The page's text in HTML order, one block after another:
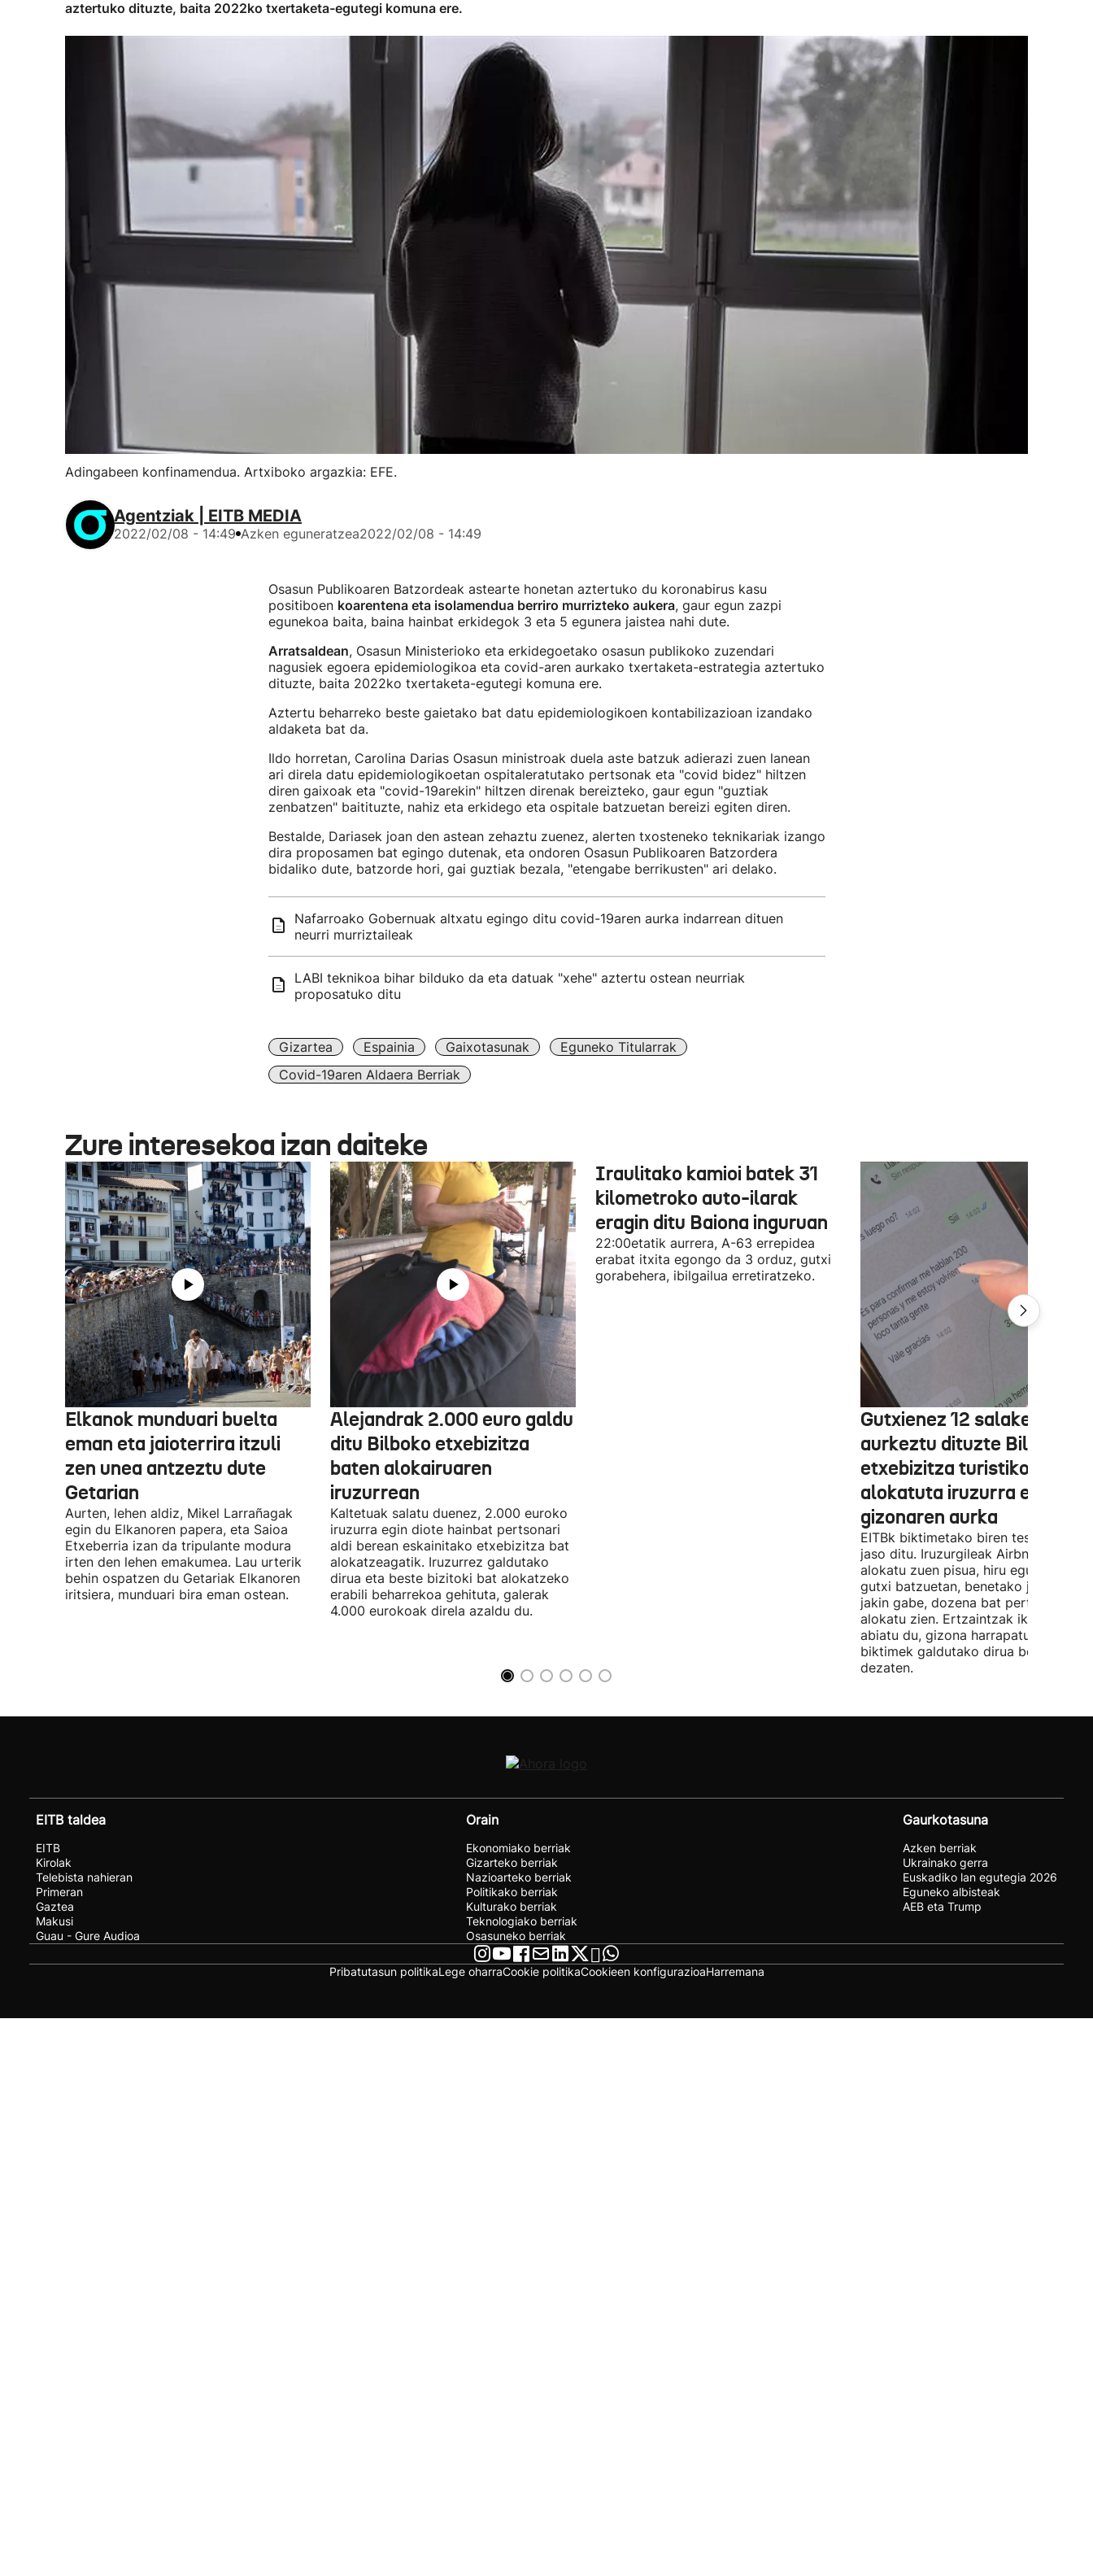
aztertuko dituzte, baita 2022ko txertaketa-egutegi komuna ere.
Adingabeen konfinamendua. Artxiboko argazkia: EFE.
Agentziak | EITB MEDIA
2022/02/08 - 14:49 Azken eguneratzea2022/02/08 - 14:49
Osasun Publikoaren Batzordeak astearte honetan aztertuko du koronabirus kasu
positiboen koarentena eta isolamendua berriro murrizteko aukera, gaur egun zazpi
egunekoa baita, baina hainbat erkidegok 3 eta 5 egunera jaistea nahi dute.
Arratsaldean, Osasun Ministerioko eta erkidegoetako osasun publikoko zuzendari
nagusiek egoera epidemiologikoa eta covid-aren aurkako txertaketa-estrategia aztertuko
dituzte, baita 2022ko txertaketa-egutegi komuna ere.
Aztertu beharreko beste gaietako bat datu epidemiologikoen kontabilizazioan izandako
aldaketa bat da.
Ildo horretan, Carolina Darias Osasun ministroak duela aste batzuk adierazi zuen lanean
ari direla datu epidemiologikoetan ospitaleratutako pertsonak eta "covid bidez" hiltzen
diren gaixoak eta "covid-19arekin" hiltzen direnak bereizteko, gaur egun "guztiak
zenbatzen" baitituzte, nahiz eta erkidego eta ospitale batzuetan bereizi egiten diren.
Bestalde, Dariasek joan den astean zehaztu zuenez, alerten txosteneko teknikariak izango
dira proposamen bat egingo dutenak, eta ondoren Osasun Publikoaren Batzordera
bidaliko dute, batzorde hori, gai guztiak bezala, "etengabe berrikusten" ari delako.
Nafarroako Gobernuak altxatu egingo ditu covid-19aren aurka indarrean dituen
neurri murriztaileak
LABI teknikoa bihar bilduko da eta datuak "xehe" aztertu ostean neurriak
proposatuko ditu
Gizartea Espainia Gaixotasunak
Eguneko Titularrak
Covid-19aren Aldaera Berriak
Zure interesekoa izan daiteke
Elkanok munduari buelta
eman eta jaioterrira itzuli
zen unea antzeztu dute
Getarian
Aurten, lehen aldiz, Mikel Larrañagak
egin du Elkanoren papera, eta Saioa
Etxeberria izan da tripulante modura
irten den lehen emakumea. Lau urterik
behin ospatzen du Getariak Elkanoren
iritsiera, munduari bira eman ostean.
Alejandrak 2.000 euro galdu
ditu Bilboko etxebizitza
baten alokairuaren
iruzurrean
Kaltetuak salatu duenez, 2.000 euroko
iruzurra egin diote hainbat pertsonari
aldi berean eskainitako etxebizitza bat
alokatzeagatik. Iruzurrez galdutako
dirua eta beste bizitoki bat alokatzeko
erabili beharrekoa gehituta, galerak
4.000 eurokoak direla azaldu du.
Iraulitako kamioi batek 31
kilometroko auto-ilarak
eragin ditu Baiona inguruan
22:00etatik aurrera, A-63 errepidea
erabat itxita egongo da 3 orduz, gutxi
gorabehera, ibilgailua erretiratzeko.
Gutxienez 12 salaketa
aurkeztu dituzte Bilbon
etxebizitza turistiko bat
alokatuta iruzurra egin
gizonaren aurka
EITBk biktimetako biren testigantzak
jaso ditu. Iruzurgileak Airbnb bidez
alokatu zuen pisua, hiru egunez. Ordu
gutxi batzuetan, benetako jabeak
jakin gabe, dozena bat pertsonari
alokatu zien. Ertzaintzak ikerketa
abiatu du, gizona harrapatu eta
biktimek galdutako dirua berreskura
dezaten.
EITB taldea
EITB
Kirolak
Telebista nahieran
Primeran
Gaztea
Makusi
Guau - Gure Audioa
Orain
Ekonomiako berriak
Gizarteko berriak
Nazioarteko berriak
Politikako berriak
Kulturako berriak
Teknologiako berriak
Osasuneko berriak
Gaurkotasuna
Azken berriak
Ukrainako gerra
Euskadiko lan egutegia 2026
Eguneko albisteak
AEB eta Trump
Pribatutasun politikaLege oharraCookie politikaCookieen konfigurazioaHarremana